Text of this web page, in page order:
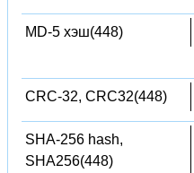
MD-5 хэш(448)
CRC-32, CRC32(448)
SHA-256 hash,
SHA256(448)